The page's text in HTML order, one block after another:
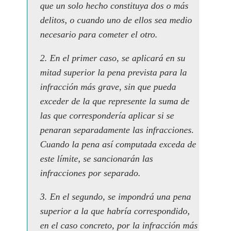
que un solo hecho constituya dos o más
delitos, o cuando uno de ellos sea medio
necesario para cometer el otro.
2. En el primer caso, se aplicará en su
mitad superior la pena prevista para la
infracción más grave, sin que pueda
exceder de la que represente la suma de
las que correspondería aplicar si se
penaran separadamente las infracciones.
Cuando la pena así computada exceda de
este límite, se sancionarán las
infracciones por separado.
3. En el segundo, se impondrá una pena
superior a la que habría correspondido,
en el caso concreto, por la infracción más